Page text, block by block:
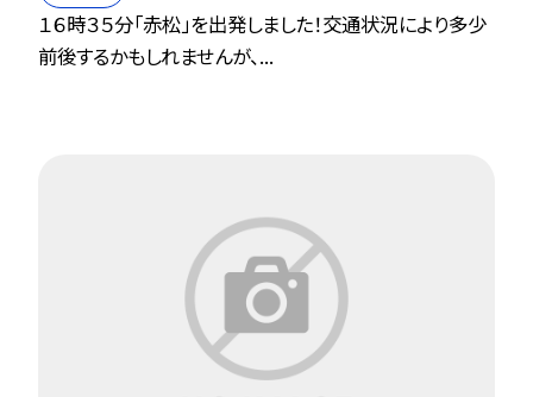
１６時３５分「赤松」を出発しました！交通状況により多少
前後するかもしれませんが、...